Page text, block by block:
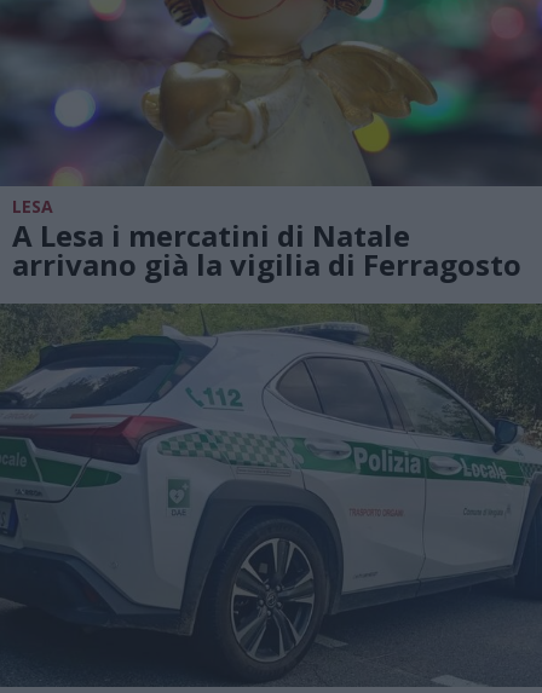
LESA
A Lesa i mercatini di Natale
arrivano già la vigilia di Ferragosto